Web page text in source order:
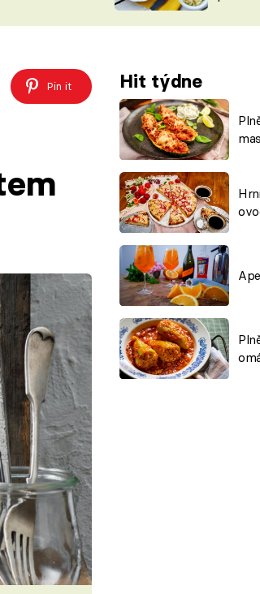
ŠÉFREDAKTORKY
ČASOPIS
Pin it Hit týdne